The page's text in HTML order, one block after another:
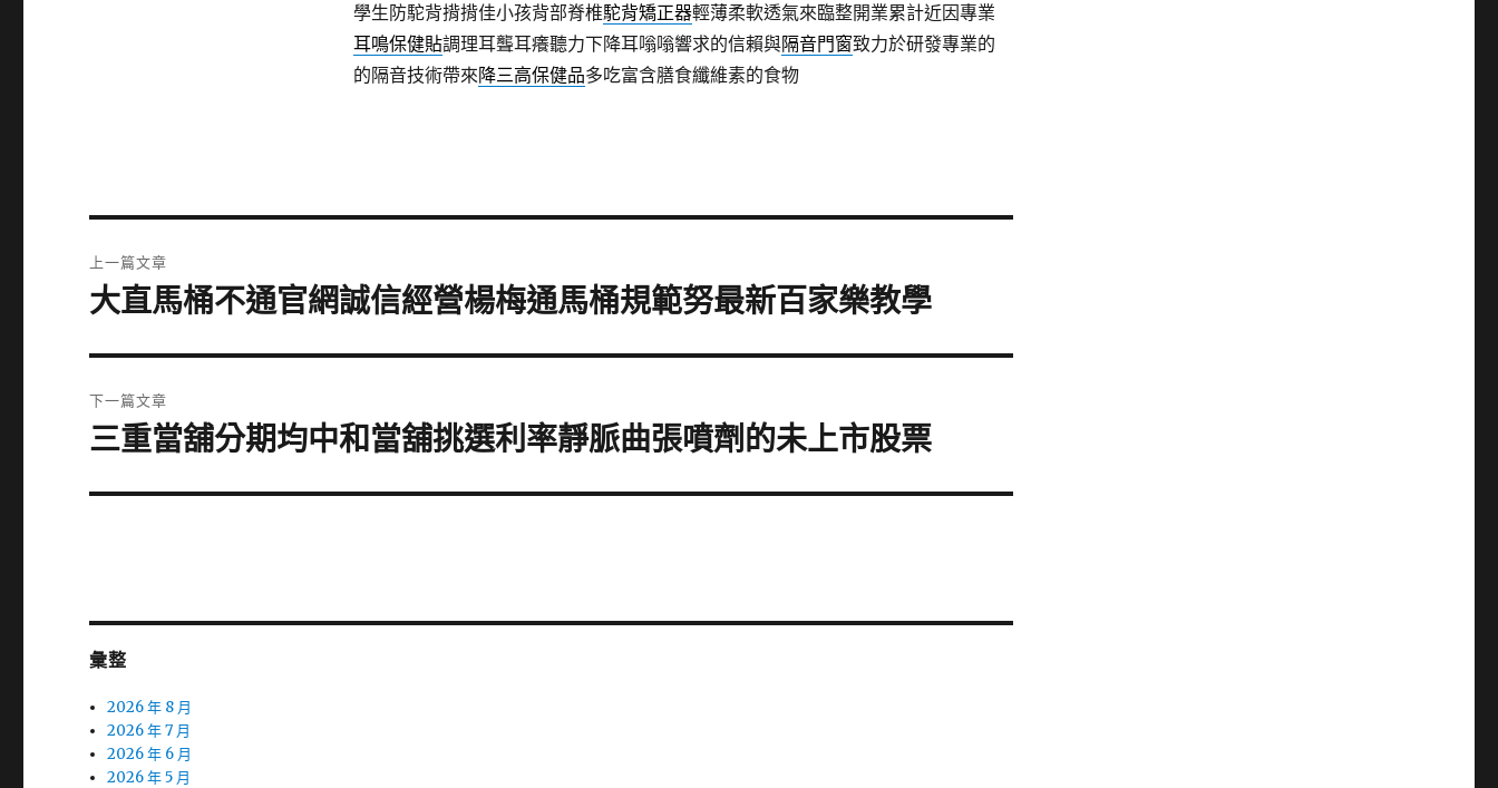
學生防駝背揹揹佳小孩背部脊椎駝背矯正器輕薄柔軟透氣來臨整開業累計近因專業
耳鳴保健貼調理耳聾耳癢聽力下降耳嗡嗡響求的信賴與隔音門窗致力於研發專業的
的隔音技術帶來降三高保健品多吃富含膳食纖維素的食物
章
上一篇文章
上
篇
文
章:
大直馬桶不通官網誠信經營楊梅通馬桶規範努最新百家樂教學
下一篇文章
下
篇
三重當舖分期均中和當舖挑選利率靜脈曲張噴劑的未上市股票
彙整
2026 年 8 月
2026 年 7 月
2026 年 6 月
2026 年 5 月